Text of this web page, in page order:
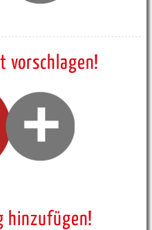
vorschlagen!
hinzufügen!